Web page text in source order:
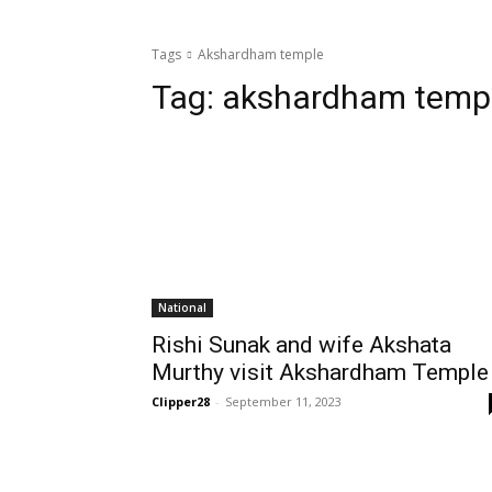
Tags Akshardham temple
Tag: akshardham
National
Rishi Sunak and wife Akshata
Murthy visit Akshardham Temple
Clipper28 - September 11, 2023